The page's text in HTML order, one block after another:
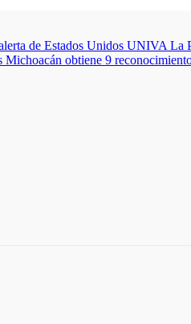
de Estados Unidos UNIVA La
Michoacán obtiene 9